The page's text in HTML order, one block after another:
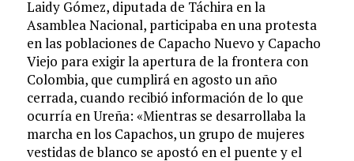
Laidy Gómez, diputada de Táchira en la
Asamblea Nacional, participaba en una protesta
en las poblaciones de Capacho Nuevo y Capacho
Viejo para exigir la apertura de la frontera con
Colombia, que cumplirá en agosto un año
cerrada, cuando recibió información de lo que
ocurría en Ureña: «Mientras se desarrollaba la
marcha en los Capachos, un grupo de mujeres
vestidas de blanco se apostó en el puente y el